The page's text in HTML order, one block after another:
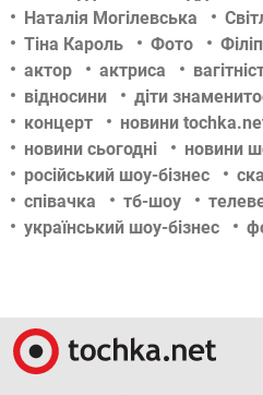
Наталія Могілевська
Тіна Кароль
Фото
актор
актриса
відносини
діти
концерт
новини
новини сьогодні
новини
російський шоу-бізнес
співачка
тб-шоу
український шоу-бізнес